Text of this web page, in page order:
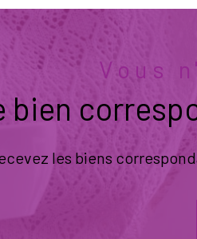
Vous
bien
les biens